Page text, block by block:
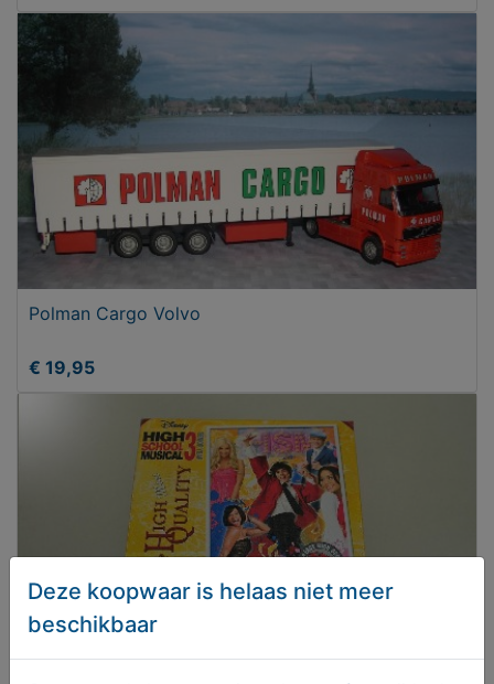
Polman Cargo Volvo
€ 19,95
Deze koopwaar is helaas niet meer
beschikbaar